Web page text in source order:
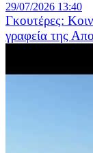
29/07/2026 13:40
Γκουτέρες:
γραφεία της